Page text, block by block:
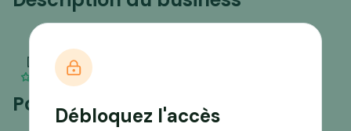
Débloquez l'accès
Points forts